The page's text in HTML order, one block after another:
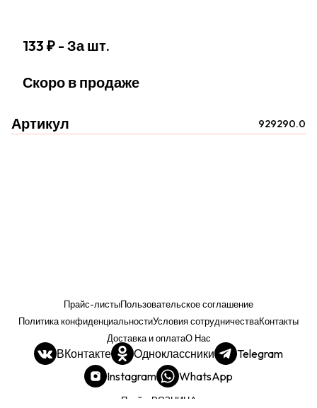
133 ₽ - За шт.
Скоро в продаже
Артикул 929290.0
Прайс-листыПользовательское соглашение
Политика конфиденциальностиУсловия сотрудничестваКонтакты
Доставка и оплатаО Нас
ВКонтакте Одноклассники
Telegram
Instagram
WhatsApp
Прайс. РОЗНИЦА